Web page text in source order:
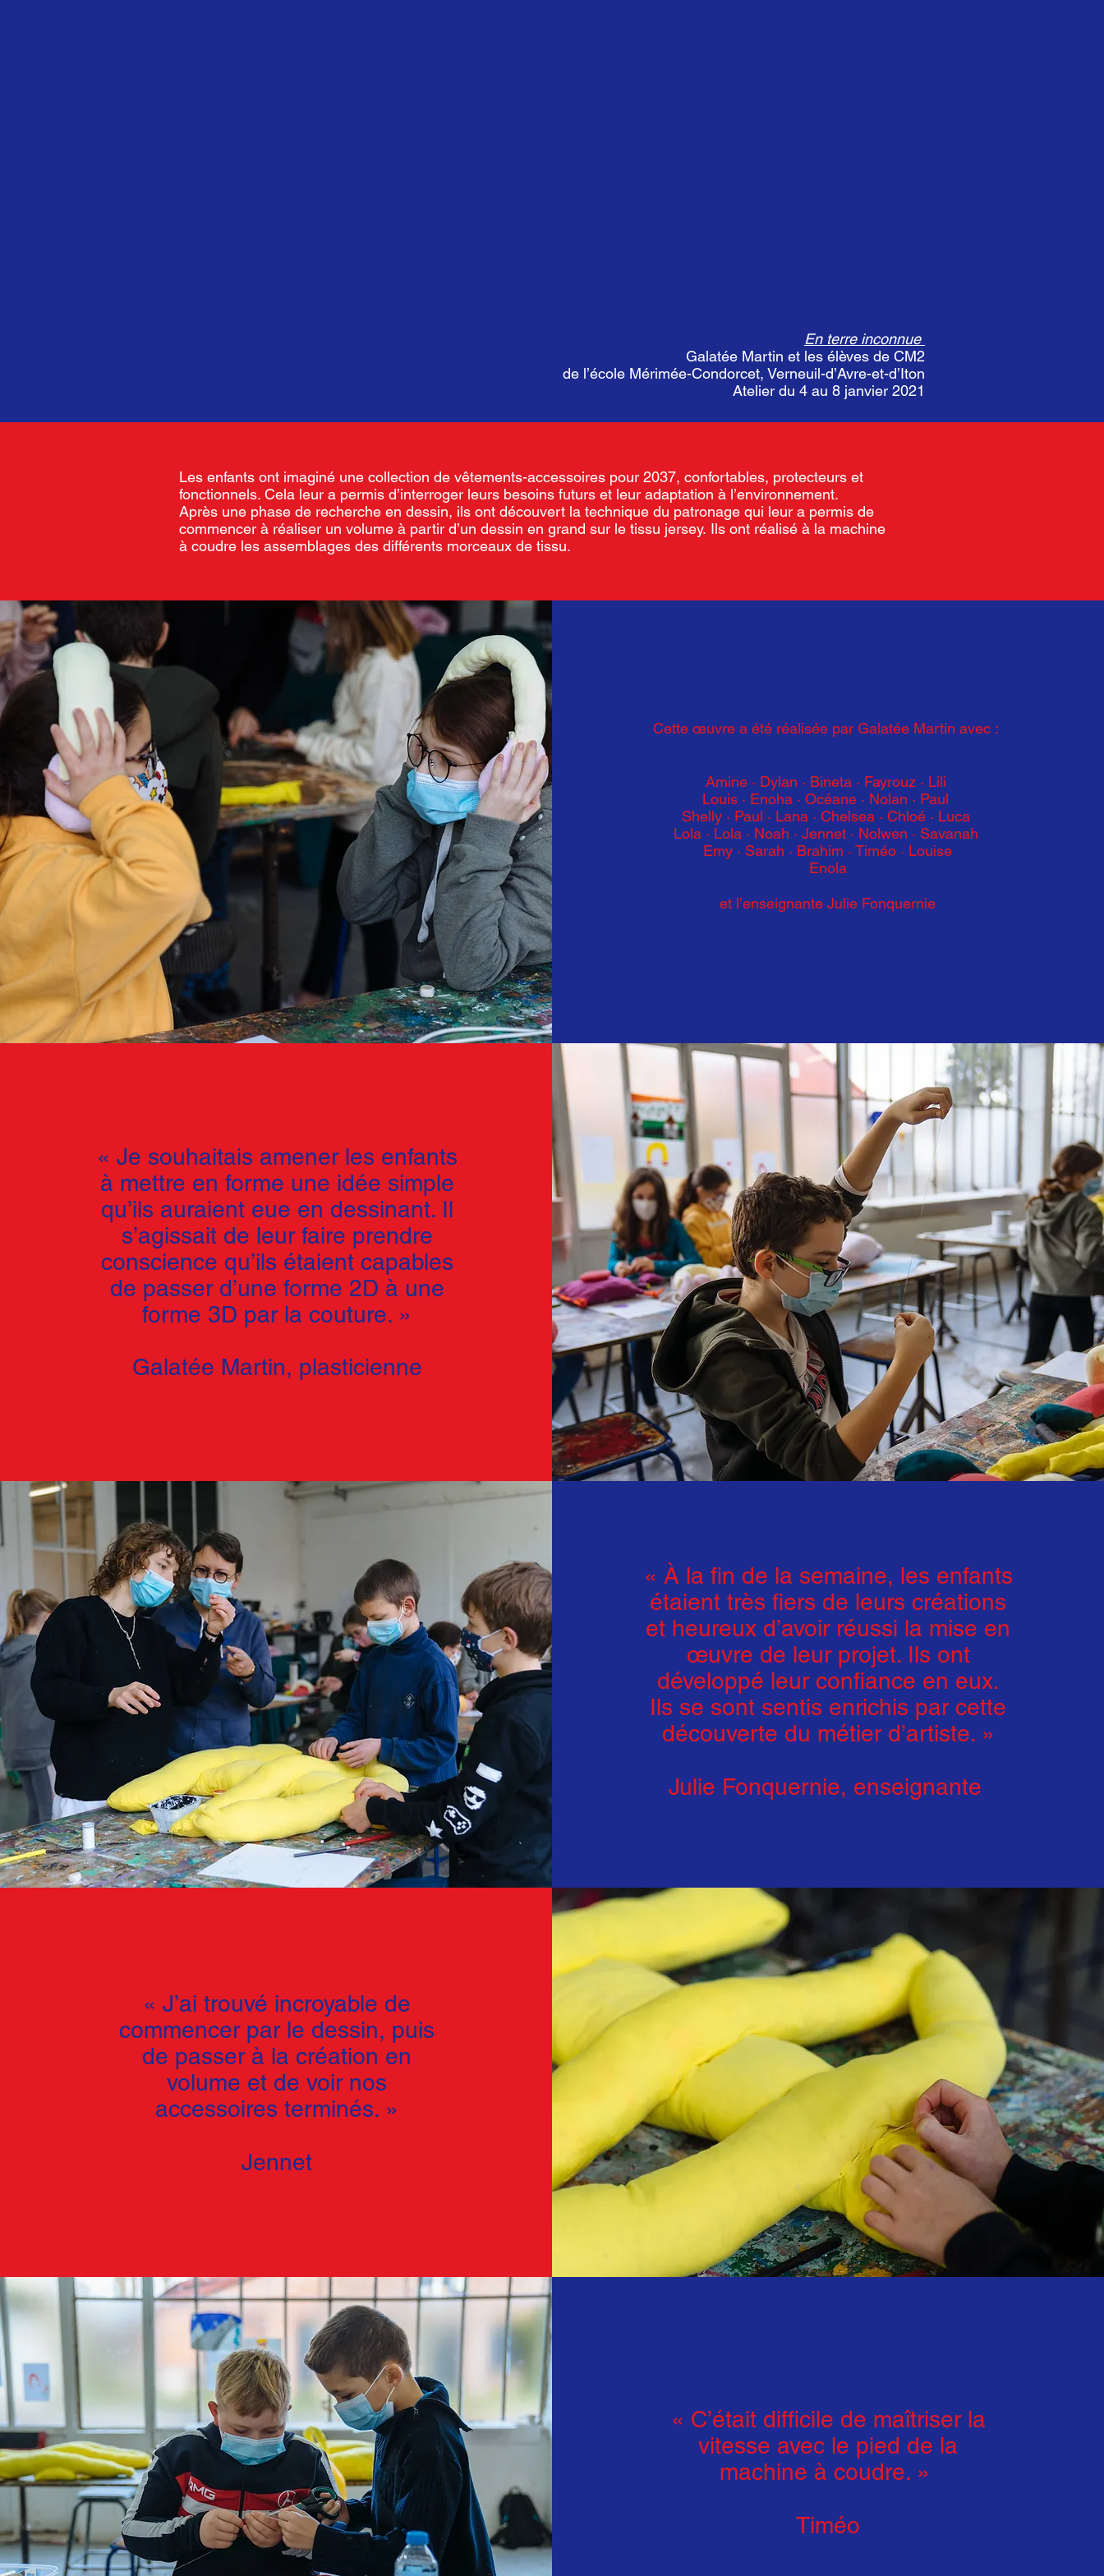
En terre inconnue
Galatée Martin et les élèves de CM2
de l’école Mérimée-Condorcet, Verneuil-d’Avre-et-d’Iton
Atelier du 4 au 8 janvier 2021
Les enfants ont imaginé une collection de vêtements-accessoires pour 2037, confortables, protecteurs et
fonctionnels. Cela leur a permis d’interroger leurs besoins futurs et leur adaptation à l’environnement.
Après une phase de recherche en dessin, ils ont découvert la technique du patronage qui leur a permis de
commencer à réaliser un volume à partir d’un dessin en grand sur le tissu jersey. Ils ont réalisé à la machine
à coudre les assemblages des différents morceaux de tissu.
Cette œuvrea été réalisée par Galatée Martin avec :
Amine · Dylan · Bineta · Fayrouz · Lili
Louis · Enoha · Océane · Nolan · Paul
Shelly · Paul · Lana · Chelsea · Chloé · Luca
Lola · Lola · Noah · Jennet · Nolwen · Savanah
Emy · Sarah · Brahim · Timéo · Louise
Enola
et l’enseignante Julie Fonquernie
« Je souhaitais amener les enfants
à mettre en forme une idée simple
qu’ils auraient eue en dessinant. Il
s’agissait de leur faire prendre
conscience qu’ils étaient capables
de passer d’une forme 2D à une
forme 3D par la couture. »
Galatée Martin, plasticienne
« À la fin de la semaine, les enfants
étaient très fiers de leurs créations
et heureux d’avoir réussi la mise en
œuvre de leur projet. Ils ont
développé leur confiance en eux.
Ils se sont sentis enrichis par cette
découverte du métier d’artiste. »
Julie Fonquernie, enseignante
« J’ai trouvé incroyable de
commencer par le dessin, puis
de passer à la création en
volume et de voir nos
accessoires terminés. »
Jennet
« C’était difficile de maîtriser la
vitesse avec le pied de la
machine à coudre. »
Timéo